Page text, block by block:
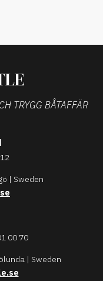
TRYGG BÅTAFFÄR
| Sweden
00 70
| Sweden